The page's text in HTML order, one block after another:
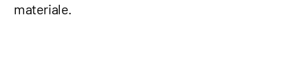
materiale.